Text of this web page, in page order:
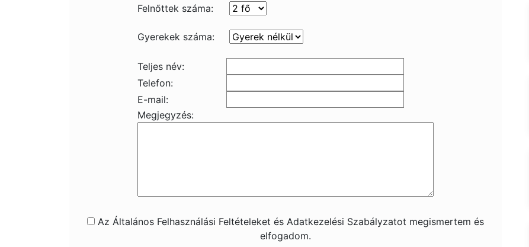
Felnőttek száma:
Gyerekek száma:
Teljes név:
Telefon:
E-mail:
Megjegyzés:
Az Általános Felhasználási Feltételeket és Adatkezelési Szabályzatot megismertem és
elfogadom.